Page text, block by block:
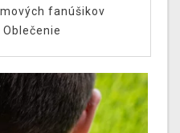
fanúšikov
Oblečenie